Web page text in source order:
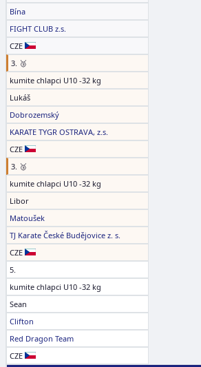
Bína
FIGHT CLUB z.s.
CZE
3. 🥉
kumite chlapci U10 -32 kg
Lukáš
Dobrozemský
KARATE TYGR OSTRAVA, z.s.
CZE
3. 🥉
kumite chlapci U10 -32 kg
Libor
Matoušek
TJ Karate České Budějovice z. s.
CZE
5.
kumite chlapci U10 -32 kg
Sean
Clifton
Red Dragon Team
CZE